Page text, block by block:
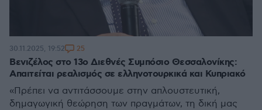
Βενιζέλος στο 13ο Διεθνές Συμπόσιο Θεσσαλονίκης:
Απαιτείται ρεαλισμός σε ελληνοτουρκικά και Κυπριακό
«Πρέπει να αντιτάσσουμε στην απλουστευτική,
δημαγωγική θεώρηση των πραγμάτων, τη δική μας
30.11.2025, 19:52 25